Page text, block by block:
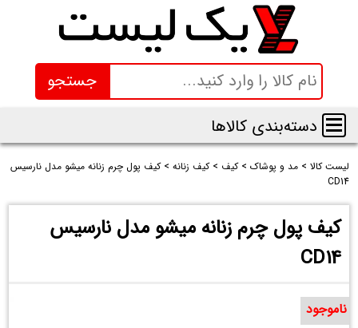
جستجو
دسته‌بندی کالاها
لیست کالا >مد و پوشاک >کیف >کیف زنانه >کیف پول چرم زنانه میشو مدل نارسیس
CD14
کیف پول چرم زنانه میشو مدل نارسیس
CD14
ناموجود